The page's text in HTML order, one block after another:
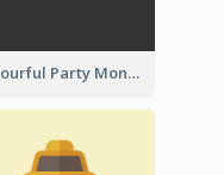
Colourful Party Monster Logo For Club